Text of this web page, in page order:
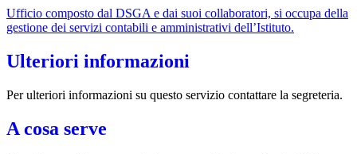
Ufficio composto dal DSGA e dai suoi collaboratori, si occupa della
gestione dei servizi contabili e amministrativi dell’Istituto.
Ulteriori informazioni
Per ulteriori informazioni su questo servizio contattare la segreteria.
A cosa serve